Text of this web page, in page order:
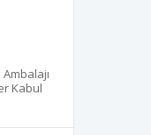
Kabul